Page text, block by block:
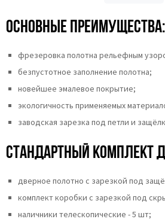
Основные преимущества:
фрезеровка полотна рельефным
безпустотное заполнение полотна;
новейшее эмалевое покрытие;
экологичность применяемых
заводская зарезка под петли и
Стандартный комплект
дверное полотно с зарезкой под
комплект коробки с зарезкой под
наличники телескопические - 5 шт;